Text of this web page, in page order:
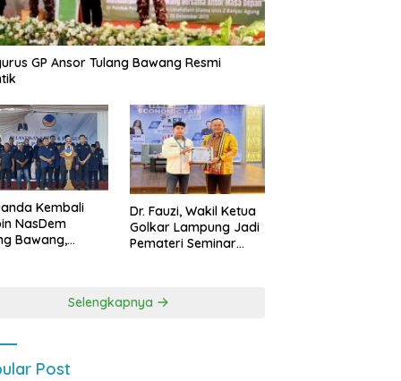
GP Ansor Tulang Bawang Resmi
Kembali
NasDem
Bawang,
Dr. Fauzi, Wakil Ketua
Golkar Lampung Jadi
Pemateri Seminar
Kebangsaan
Selengkapnya
Post